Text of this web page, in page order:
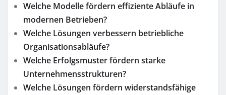
Welche Modelle fördern effiziente Abläufe in
modernen Betrieben?
Welche Lösungen verbessern betriebliche
Organisationsabläufe?
Welche Erfolgsmuster fördern starke
Unternehmensstrukturen?
Welche Lösungen fördern widerstandsfähige